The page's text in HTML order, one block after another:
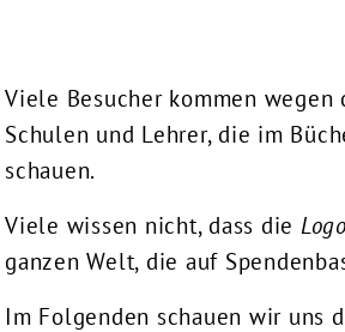
Viele Besucher kommen
Schulen und Lehrer, die im
schauen.
Viele wissen nicht, dass die
ganzen Welt, die auf
Im Folgenden schauen wir uns